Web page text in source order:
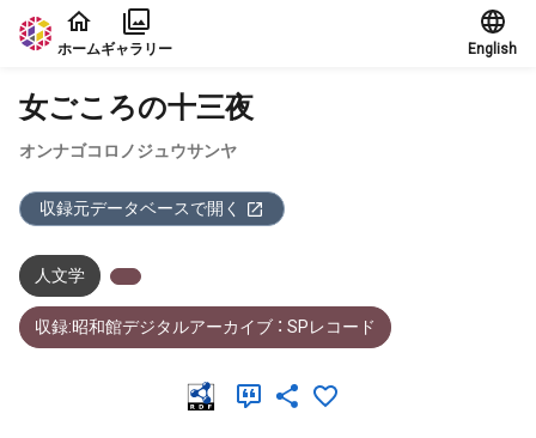
本文に飛ぶ
ホームギャラリー English
女ごころの十三夜
オンナゴコロノジュウサンヤ
収録元データベースで開く
人文学
収録:昭和館デジタルアーカイブ ： SPレコード